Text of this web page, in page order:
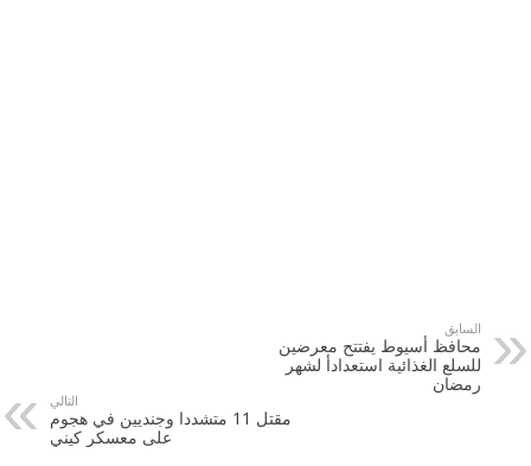
السابق
محافظ أسيوط يفتتح معرضين
للسلع الغذائية استعدادأ لشهر
رمضان
التالي
مقتل 11 متشددا وجنديين في هجوم
على معسكر كيني